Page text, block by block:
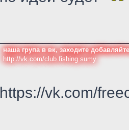
наша група в вк, заходите
http://vk.com/club.fishing.sumy
https://vk.com/